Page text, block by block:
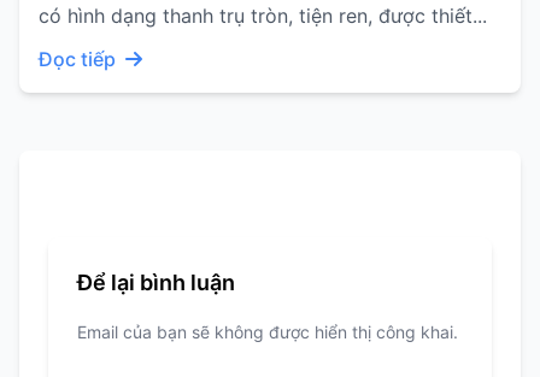
có hình dạng thanh trụ tròn, tiện ren, được thiết...
Đọc tiếp
Để lại bình luận
Email của bạn sẽ không được hiển thị công khai.